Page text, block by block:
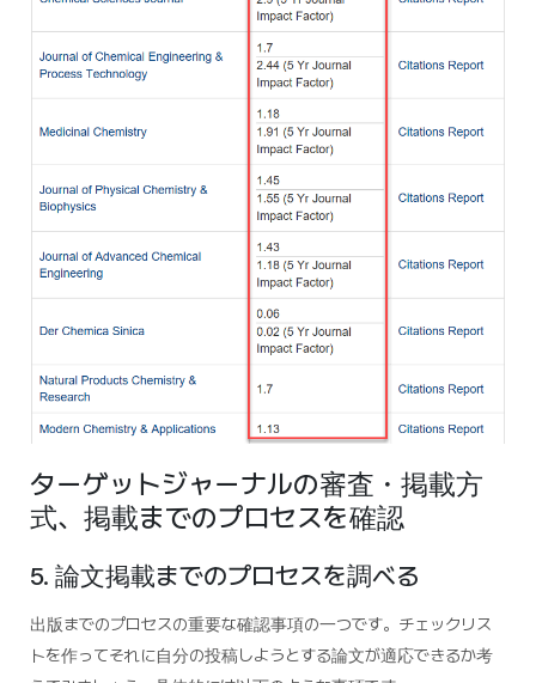
ターゲットジャーナルの審査・掲載方
式、掲載までのプロセスを確認
5. 論文掲載までのプロセスを調べる
出版までのプロセスの重要な確認事項の一つです。チェックリス
トを作ってそれに自分の投稿しようとする論文が適応できるか考